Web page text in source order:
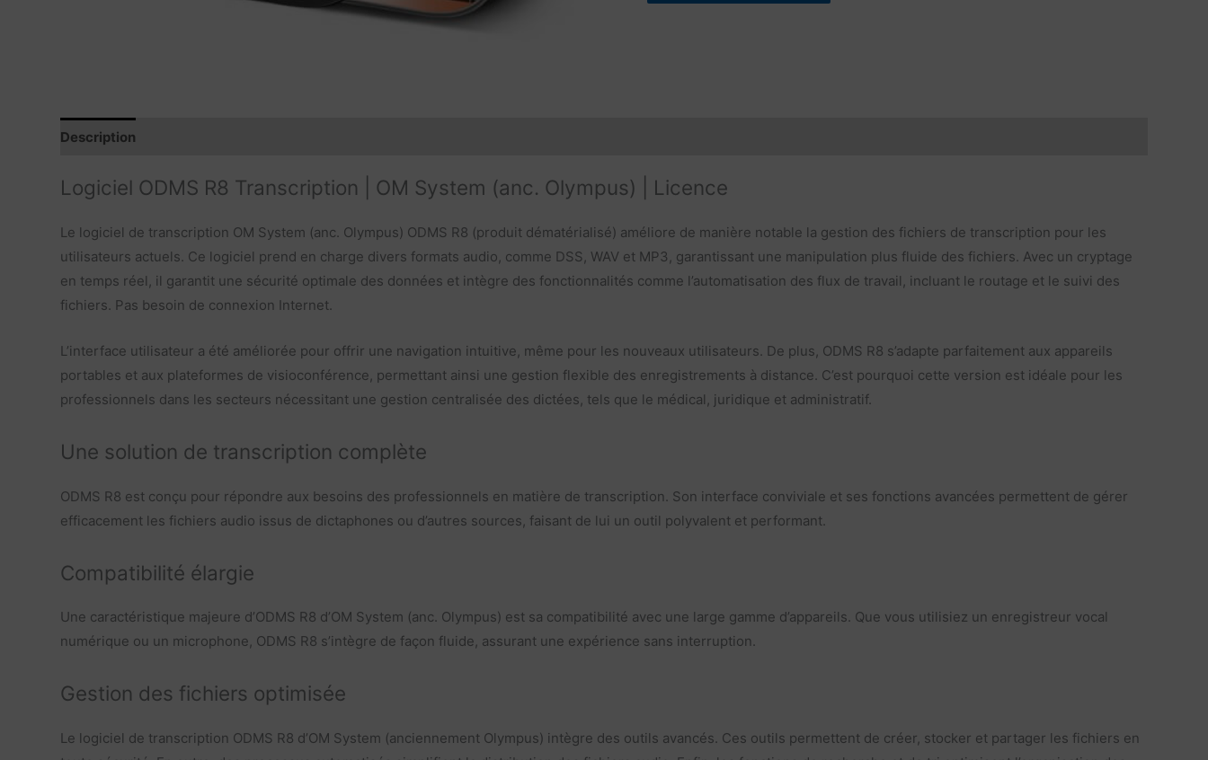
Description
Logiciel ODMS R8 Transcription | OM System (anc. Olympus) | Licence
Le logiciel de transcription OM System (anc. Olympus) ODMS R8 (produit dématérialisé) améliore de manière notable la gestion des fichiers de transcription pour les
utilisateurs actuels. Ce logiciel prend en charge divers formats audio, comme DSS, WAV et MP3, garantissant une manipulation plus fluide des fichiers. Avec un cryptage
en temps réel, il garantit une sécurité optimale des données et intègre des fonctionnalités comme l’automatisation des flux de travail, incluant le routage et le suivi des
fichiers. Pas besoin de connexion Internet.
L’interface utilisateur a été améliorée pour offrir une navigation intuitive, même pour les nouveaux utilisateurs. De plus, ODMS R8 s’adapte parfaitement aux appareils
portables et aux plateformes de visioconférence, permettant ainsi une gestion flexible des enregistrements à distance. C’est pourquoi cette version est idéale pour les
professionnels dans les secteurs nécessitant une gestion centralisée des dictées, tels que le médical, juridique et administratif.
Une solution de transcription complète
ODMS R8 est conçu pour répondre aux besoins des professionnels en matière de transcription. Son interface conviviale et ses fonctions avancées permettent de gérer
efficacement les fichiers audio issus de dictaphones ou d’autres sources, faisant de lui un outil polyvalent et performant.
Compatibilité élargie
Une caractéristique majeure d’ODMS R8 d’OM System (anc. Olympus) est sa compatibilité avec une large gamme d’appareils. Que vous utilisiez un enregistreur vocal
numérique ou un microphone, ODMS R8 s’intègre de façon fluide, assurant une expérience sans interruption.
Gestion des fichiers optimisée
Le logiciel de transcription ODMS R8 d’OM System (anciennement Olympus) intègre des outils avancés. Ces outils permettent de créer, stocker et partager les fichiers en